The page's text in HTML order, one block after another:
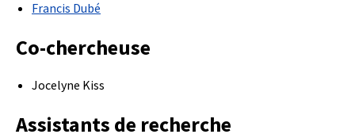
Francis Dubé
Co-chercheuse
Jocelyne Kiss
Assistants de recherche